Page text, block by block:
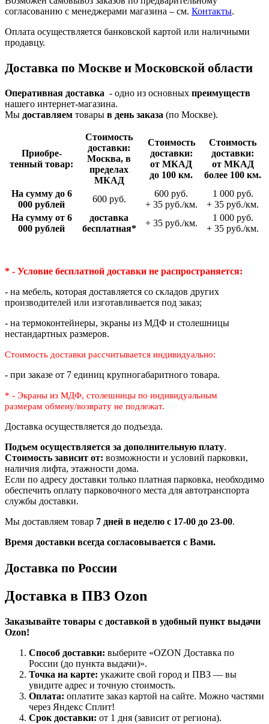
согласованию с менеджерами магазина – см. Контакты.
Оплата осуществляется банковской картой или наличными
продавцу.
Доставка по Москве и Московской области
Оперативная доставка - одно из основных преимуществ
нашего интернет-магазина.
Мы доставляем товары в день заказа (по Москве).
Приобре­
тенный товар:
Стои­мость
доставки:
Москва, в
пределах
МКАД
Стои­мость
доставки:
от МКАД
до 100 км.
Стои­мость
доставки:
от МКАД
более 100 км.
На сумму до 6
000 рублей
600 руб.
600 руб.
+ 35 руб./км.
1 000 руб.
+ 35 руб./км.
На сумму от 6
000 рублей
доставка
беспла­тная*
+ 35 руб./км.
1 000 руб.
+ 35 руб./км.
* - Условие бесплатной доставки не распространяется:
- на мебель, которая доставляется со складов других
производителей или изготавливается под заказ;
- на термоконтейнеры, экраны из МДФ и столешницы
нестандартных размеров.
Стоимость доставки рассчитывается индивидуально:
- при заказе от 7 единиц крупногабаритного товара.
* - Экраны из МДФ, столешницы по индивидуальным
размерам обмену/возврату не подлежат.
Доставка осуществляется до подъезда.
Подъем осуществляется за дополнительную плату.
Стоимость зависит от: возможности и условий парковки,
наличия лифта, этажности дома.
Если по адресу доставки только платная парковка, необходимо
обеспечить оплату парковочного места для автотранспорта
службы доставки.
Мы доставляем товар 7 дней в неделю с 17-00 до 23-00.
Время доставки всегда согласовывается с Вами.
Доставка по России
Доставка в ПВЗ Ozon
Заказывайте товары с доставкой в удобный пункт выдачи
Ozon!
Способ доставки: выберите «OZON Доставка по
России (до пункта выдачи)».
Точка на карте: укажите свой город и ПВЗ — вы
увидите адрес и точную стоимость.
Оплата: оплатите заказ картой на сайте. Можно частями
через Яндекс Сплит!
Срок доставки: от 1 дня (зависит от региона).